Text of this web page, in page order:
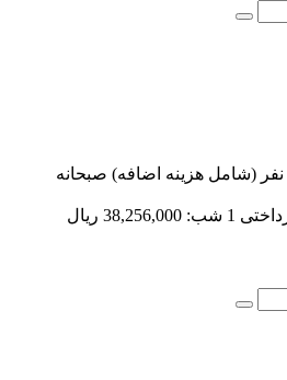
(شامل هزینه اضافه) صبحانه
1 شب:
38,256,000 ریال